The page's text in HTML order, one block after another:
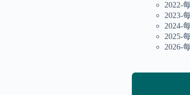
2022-
2023-
2024-
2025-
2026-